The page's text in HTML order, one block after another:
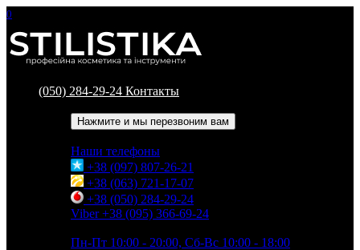
0
(050) 284-29-24 Контакты
Нажмите и мы перезвоним вам
Наши телефоны
+38 (097) 807-26-21
+38 (063) 721-17-07
+38 (050) 284-29-24
Viber +38 (095) 366-69-24
Пн-Пт 10:00 - 20:00, Сб-Вс 10:00 - 18:00